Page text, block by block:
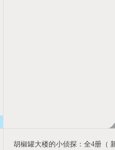
胡椒罐大楼的小侦探：全4册（